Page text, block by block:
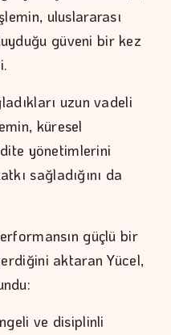
uluslararası
güveni bir kez
uzun vadeli
küresel
yönetimlerini
sağladığını da
güçlü bir
aktaran Yücel,
ve disiplinli